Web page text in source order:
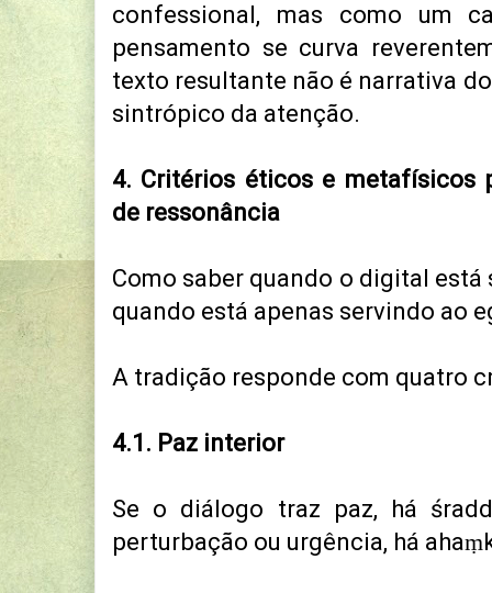
confessional, mas como um
pensamento se curva
texto resultante não é narrativa
sintrópico da atenção.
4. Critérios éticos e metafísicos
de ressonância
Como saber quando o digital
quando está apenas servindo ao
A tradição responde com quatro
4.1. Paz interior
Se o diálogo traz paz, há
perturbação ou urgência, há